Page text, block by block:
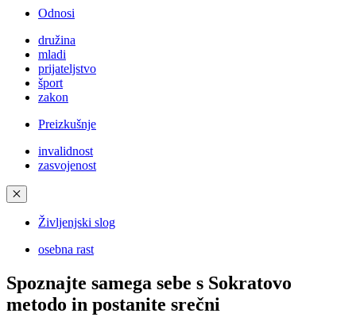
Odnosi
družina
mladi
prijateljstvo
šport
zakon
Preizkušnje
invalidnost
zasvojenost
✕
Življenjski slog
osebna rast
Spoznajte samega sebe s Sokratovo
metodo in postanite srečni